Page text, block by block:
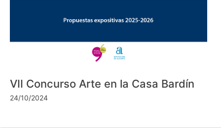
VII Concurso Arte en la Casa Bardín
24/10/2024